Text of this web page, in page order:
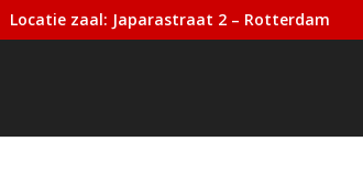
Locatie zaal: Japarastraat 2 – Rotterdam